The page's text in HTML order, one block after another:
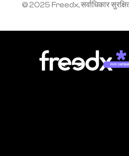
© 2025 Freedx, सर्वाधिकार
Join